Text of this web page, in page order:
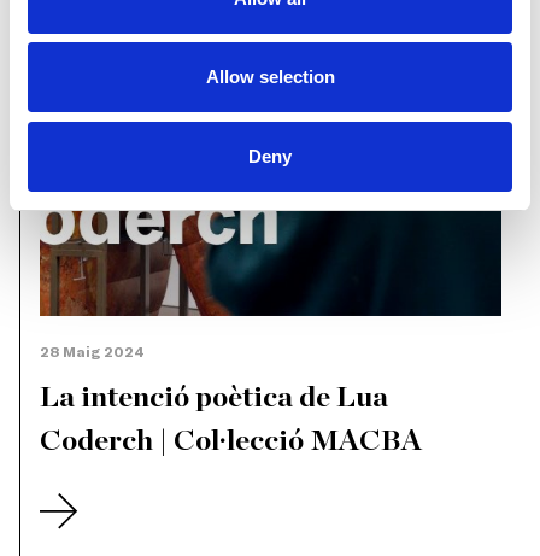
Allow selection
Deny
28 Maig 2024
La intenció poètica de Lua
Coderch | Col·lecció MACBA